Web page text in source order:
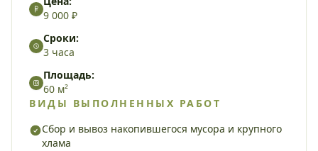
9 000 ₽
Сроки:
3 часа
Площадь:
60 м²
ВИДЫ ВЫПОЛНЕННЫХ РАБОТ
Сбор и вывоз накопившегося мусора и крупного
хлама